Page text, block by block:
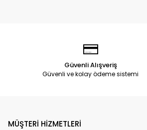
Güvenli Alışveriş
Güvenli ve kolay ödeme sistemi
MÜŞTERİ HİZMETLERİ